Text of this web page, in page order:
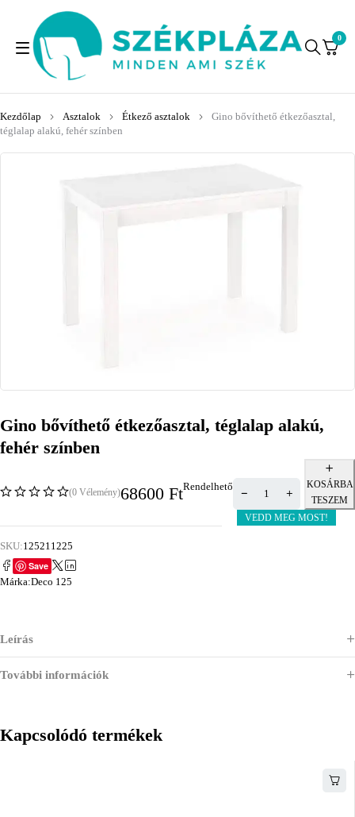
0
Kezdőlap Asztalok Étkező asztalok
Gino bővíthető étkezőasztal,
téglalap alakú, fehér színben
Gino bővíthető étkezőasztal, téglalap alakú,
fehér színben
(0 Vélemény)68600 FtRendelhető
KOSÁRBA
TESZEM
VEDD MEG MOST!
SKU:125211225
Save
Márka:Deco 125
Leírás
További információk
Kapcsolódó termékek